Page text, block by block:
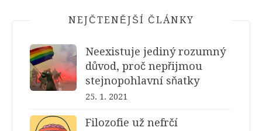
NEJČTENĚJŠÍ ČLÁNKY
Neexistuje jediný rozumný
důvod, proč nepřijmou
stejnopohlavní sňatky
25. 1. 2021
Filozofie už nefrčí